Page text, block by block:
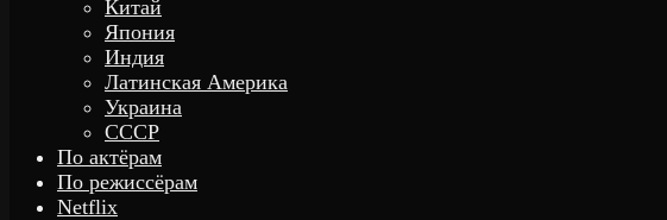
Китай
Япония
Индия
Латинская Америка
Украина
СССР
По актёрам
По режиссёрам
Netflix